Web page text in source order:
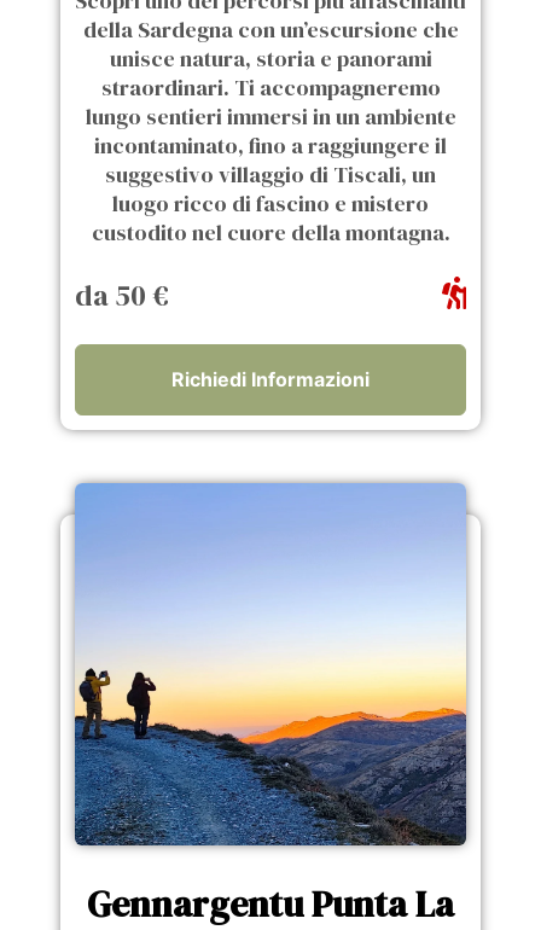
della Sardegna con un’escursione che
unisce natura, storia e panorami
straordinari. Ti accompagneremo
lungo sentieri immersi in un ambiente
incontaminato, fino a raggiungere il
suggestivo villaggio di Tiscali, un
luogo ricco di fascino e mistero
custodito nel cuore della montagna.
da 50 €
Richiedi Informazioni
Gennargentu Punta La